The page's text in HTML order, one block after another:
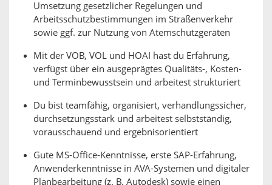
Umsetzung gesetzlicher Regelungen und
Arbeitsschutzbestimmungen im Straßenverkehr
sowie ggf. zur Nutzung von Atemschutzgeräten
Mit der VOB, VOL und HOAI hast du Erfahrung,
verfügst über ein ausgeprägtes Qualitäts-, Kosten-
und Terminbewusstsein und arbeitest strukturiert
Du bist teamfähig, organisiert, verhandlungssicher,
durchsetzungsstark und arbeitest selbstständig,
vorausschauend und ergebnisorientiert
Gute MS-Office-Kenntnisse, erste SAP-Erfahrung,
Anwenderkenntnisse in AVA-Systemen und digitaler
Planbearbeitung (z. B. Autodesk) sowie einen